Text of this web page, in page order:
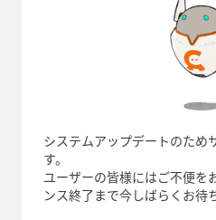
システムアップデートのため
す。
ユーザーの皆様にはご不便を
ンス終了まで今しばらくお待